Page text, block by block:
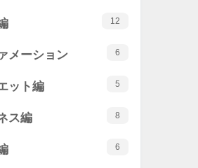
12
メーション 6
ット編 5
ス編 8
6